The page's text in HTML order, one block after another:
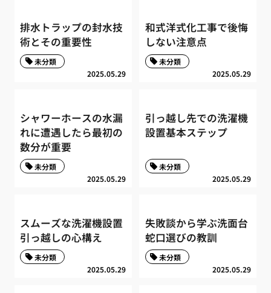
排水トラップの封水技
術とその重要性
2025.05.29
未分類
和式洋式化工事で後悔
しない注意点
2025.05.29
未分類
シャワーホースの水漏
れに遭遇したら最初の
数分が重要
2025.05.29
未分類
引っ越し先での洗濯機
設置基本ステップ
2025.05.29
未分類
スムーズな洗濯機設置
引っ越しの心構え
2025.05.29
未分類
失敗談から学ぶ洗面台
蛇口選びの教訓
2025.05.29
未分類